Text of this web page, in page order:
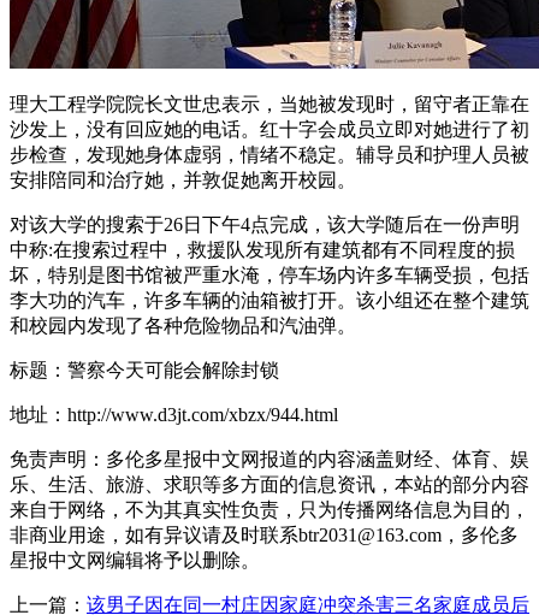
理大工程学院院长文世忠表示，当她被发现时，留守者正靠在
沙发上，没有回应她的电话。红十字会成员立即对她进行了初
步检查，发现她身体虚弱，情绪不稳定。辅导员和护理人员被
安排陪同和治疗她，并敦促她离开校园。
对该大学的搜索于26日下午4点完成，该大学随后在一份声明
中称:在搜索过程中，救援队发现所有建筑都有不同程度的损
坏，特别是图书馆被严重水淹，停车场内许多车辆受损，包括
李大功的汽车，许多车辆的油箱被打开。该小组还在整个建筑
和校园内发现了各种危险物品和汽油弹。
标题：警察今天可能会解除封锁
地址：http://www.d3jt.com/xbzx/944.html
免责声明：多伦多星报中文网报道的内容涵盖财经、体育、娱
乐、生活、旅游、求职等多方面的信息资讯，本站的部分内容
来自于网络，不为其真实性负责，只为传播网络信息为目的，
非商业用途，如有异议请及时联系btr2031@163.com，多伦多
星报中文网编辑将予以删除。
上一篇： 该男子因在同一村庄因家庭冲突杀害三名家庭成员后